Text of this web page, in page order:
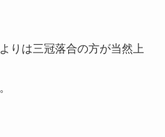
りは三冠落合の方が当然上